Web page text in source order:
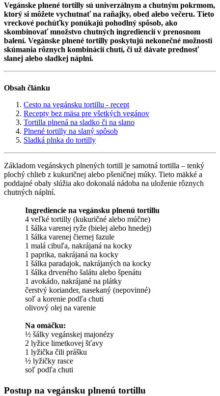
Vegánske plnené tortilly sú univerzálnym a chutným pokrmom,
ktorý si môžete vychutnať na raňajky, obed alebo večeru. Tieto
vreckové pochúťky ponúkajú pohodlný spôsob, ako
skombinovať množstvo chutných ingrediencií v prenosnom
balení. Vegánske plnené tortilly poskytujú nekonečné možnosti
skúmania rôznych kombinácií chutí, či už dávate prednosť
slanej alebo sladkej náplni.
Obsah článku
Cesto na vegánsku tortillu - recept
Recepty bez mäsa pre všetkých vegánov
Tortilla plnená na sladko či na slano
Plnené tortilly na slaný spôsob
Sladká plnka do tortilly
Základom vegánskych plnených tortill je samotná tortilla – tenký
plochý chlieb z kukuričnej alebo pšeničnej múky. Tieto mäkké a
poddajné obaly slúžia ako dokonalá nádoba na uloženie rôznych
chutných náplní.
Ingrediencie na vegánsku plnenú tortillu
4 veľké tortilly (kukuričné alebo múčne)
1 šálka varenej ryže (bielej alebo hnedej)
1 šálka varenej čiernej fazule
1 malá cibuľa, nakrájaná na kocky
1 paprika, nakrájaná na kocky
1 šálka paradajok, nakrájaných na kocky
1 šálka drveného šalátu alebo špenátu
1 avokádo, nakrájané na plátky
čerstvý koriander, nasekaný (nepovinné)
soľ a korenie podľa chuti
olivový olej na varenie
Na omáčku:
½ šálky vegánskej majonézy
2 lyžice limetkovej šťavy
1 lyžička čili prášku
½ lyžičky rasce
soľ podľa chuti
Postup na vegánsku plnenú tortillu